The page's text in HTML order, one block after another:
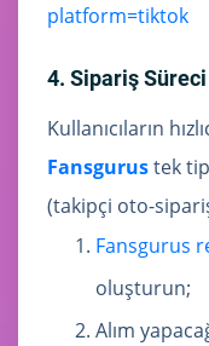
platform=tiktok
4. Sipariş Süreci
Kullanıcıların
Fansgurustek
(takipçi oto-sipariş
Fansgurus
oluşturun;
Alım